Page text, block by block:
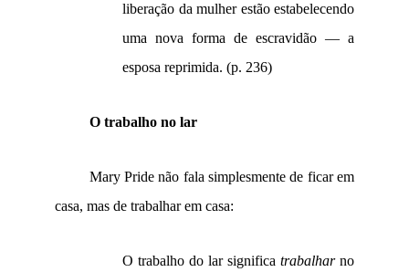
liberação da mulher estão estabelecendo
uma nova forma de escravidão — a
esposa reprimida. (p. 236)
O trabalho no lar
Mary Pride não fala simplesmente de ficar em
casa, mas de trabalhar em casa:
O trabalho do lar significa trabalharno